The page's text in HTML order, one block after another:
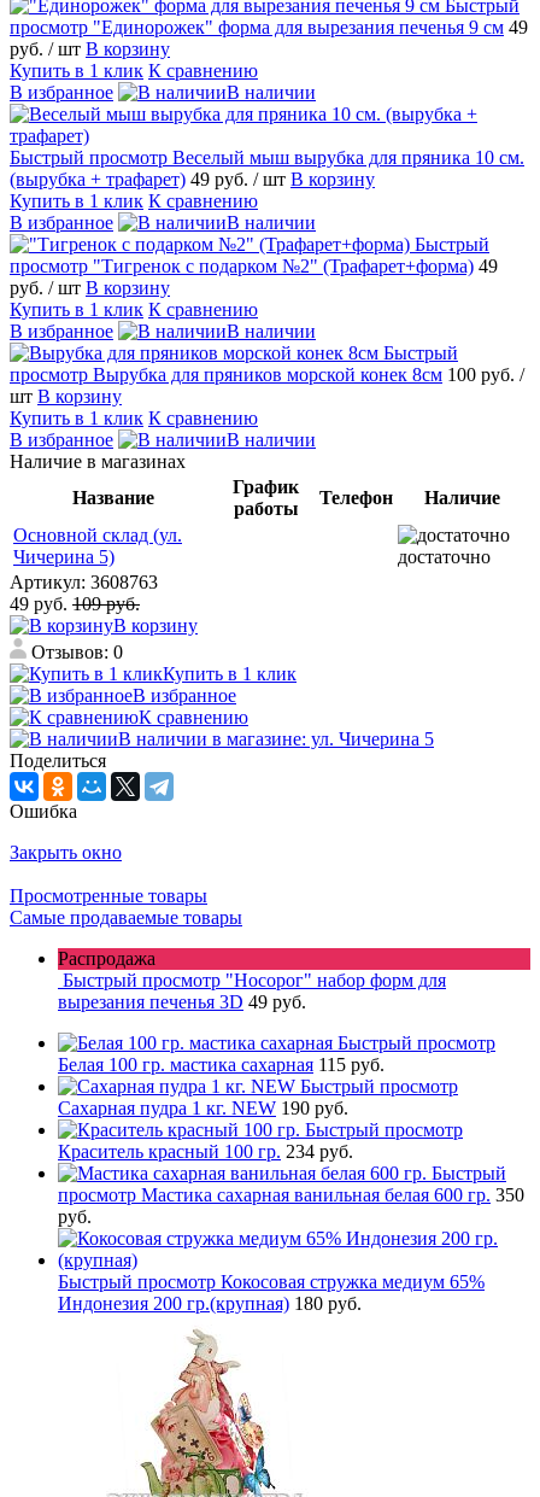
Быстрый
просмотр "Единорожек" форма для вырезания печенья 9 см 49
руб. / шт В корзину
Купить в 1 клик К сравнению
В избранное
В наличии
Быстрый просмотр Веселый мыш вырубка для пряника 10 см.
(вырубка + трафарет) 49 руб. / шт В корзину
Купить в 1 клик К сравнению
В избранное
В наличии
Быстрый
просмотр "Тигренок с подарком №2" (Трафарет+форма) 49
руб. / шт В корзину
Купить в 1 клик К сравнению
В избранное
В наличии
Быстрый
просмотр Вырубка для пряников морской конек 8см 100 руб. /
шт В корзину
Купить в 1 клик К сравнению
В избранное
В наличии
Наличие в магазинах
Название
График
работы
Телефон
Наличие
Основной склад (ул.
Чичерина 5)
достаточно
Артикул: 3608763
49 руб. 109 руб.
В корзину
Отзывов: 0
Купить в 1 клик
В избранное
К сравнению
В наличии в магазине: ул. Чичерина 5
Поделиться
Ошибка
Закрыть окно
Просмотренные товары
Самые продаваемые товары
Распродажа
Быстрый просмотр "Носорог" набор форм для
вырезания печенья 3D 49 руб.
Быстрый просмотр
Белая 100 гр. мастика сахарная 115 руб.
Быстрый просмотр
Сахарная пудра 1 кг. NEW 190 руб.
Быстрый просмотр
Краситель красный 100 гр. 234 руб.
Быстрый
просмотр Мастика сахарная ванильная белая 600 гр. 350
руб.
Быстрый просмотр Кокосовая стружка медиум 65%
Индонезия 200 гр.(крупная) 180 руб.